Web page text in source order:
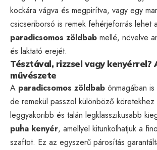
kockára vágva és megpirítva, vagy egy
csicseriborsó is remek fehérjeforrás lehet
paradicsomos zöldbab mellé, növelve
és laktató erejét.
Tésztával, rizzsel vagy kenyérrel?
művészete
A paradicsomos zöldbab önmagában
de remekül passzol különböző
leggyakoribb és talán legklasszikusabb
puha kenyér, amellyel kitunkolhatjuk a
szaftot. Ez az egyszerű párosítás